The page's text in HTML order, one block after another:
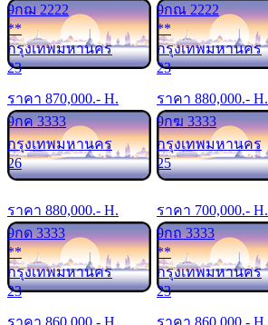
9กฌ 2222
**
กรุงเทพมหานคร
23
ราคา 870,000.- H.
9กณ 2222
**
กรุงเทพมหานคร
23
ราคา 880,000.- H.
9กค 3333
กรุงเทพมหานคร
26
ราคา 880,000.- H.
9กฆ 3333
กรุงเทพมหานคร
25
ราคา 700,000.- H.
9กด 3333
**
กรุงเทพมหานคร
23
ราคา 860,000.- H.
9กถ 3333
**
กรุงเทพมหานคร
23
ราคา 860,000.- H.